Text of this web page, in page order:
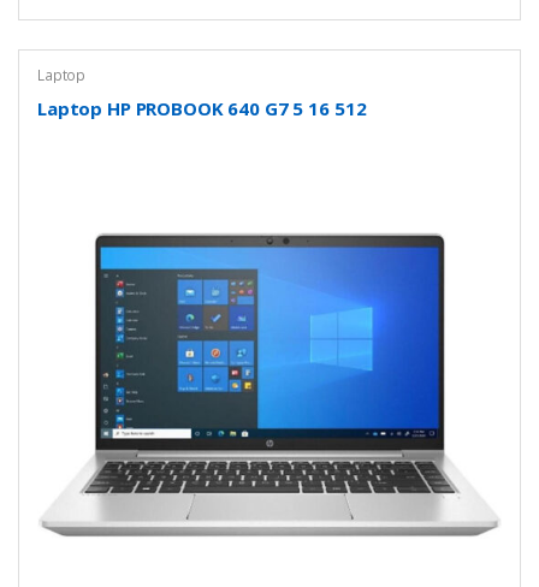
Laptop
Laptop HP PROBOOK 640 G7 5 16 512